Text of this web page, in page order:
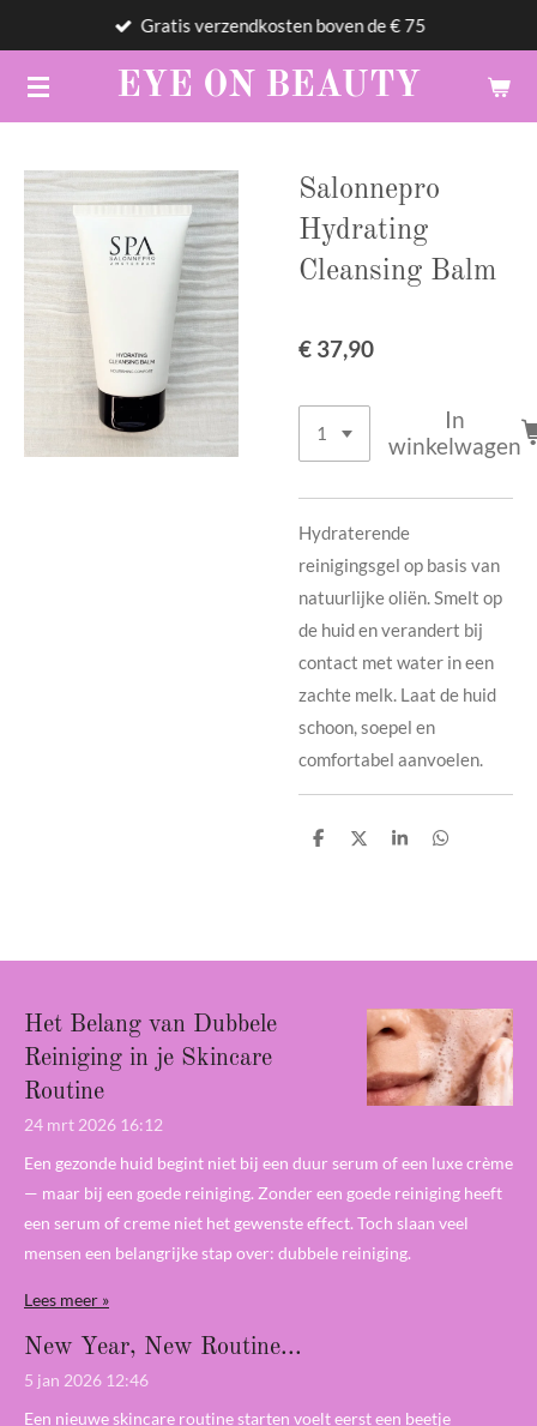
naar
de
EYE ON BEAUTY
Gratis verzendkosten boven de € 75
Salonnepro
Hydrating
Cleansing Balm
€ 37,90
In
winkelwagen
Hydraterende
reinigingsgel op basis van
natuurlijke oliën. Smelt op
de huid en verandert bij
contact met water in een
zachte melk. Laat de huid
schoon, soepel en
comfortabel aanvoelen.
D
D
S
D
Het Belang van Dubbele
Reiniging in je Skincare
Routine
24 mrt 2026 16:12
Een gezonde huid begint niet bij een duur serum of een luxe crème
— maar bij een goede reiniging. Zonder een goede reiniging heeft
een serum of creme niet het gewenste effect. Toch slaan veel
mensen een belangrijke stap over: dubbele reiniging.
Lees meer »
New Year, New Routine...
5 jan 2026 12:46
Een nieuwe skincare routine starten voelt eerst een beetje